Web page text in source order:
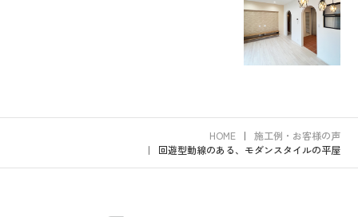
HOME
施工例・お客様の声
回遊型動線のある、モダンスタイルの平屋